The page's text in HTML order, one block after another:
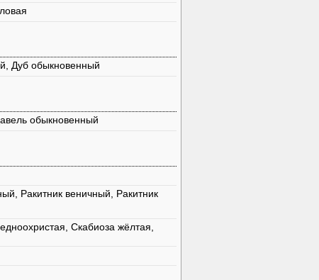
Дуб обыкновенный
обыкновенный
Ракитник веничный, Ракитник
Скабиоза жёлтая,